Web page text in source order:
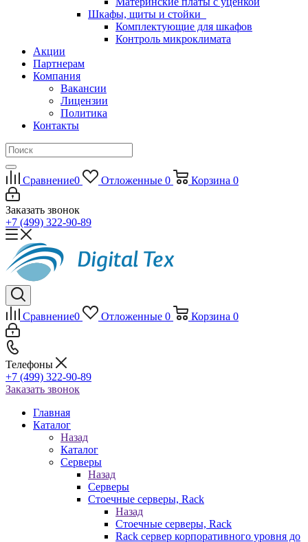
Шкафы, щиты и стойки
Комплектующие для шкафов
Контроль микроклимата
Акции
Партнерам
Компания
Вакансии
Лицензии
Политика
Контакты
Сравнение0 Отложенные 0 Корзина 0
Заказать звонок
+7 (499) 322-90-89
Сравнение0 Отложенные 0 Корзина 0
Телефоны
+7 (499) 322-90-89
Заказать звонок
Главная
Каталог
Назад
Каталог
Серверы
Назад
Серверы
Стоечные серверы, Rack
Назад
Стоечные серверы, Rack
Rack сервер корпоративного уровня до